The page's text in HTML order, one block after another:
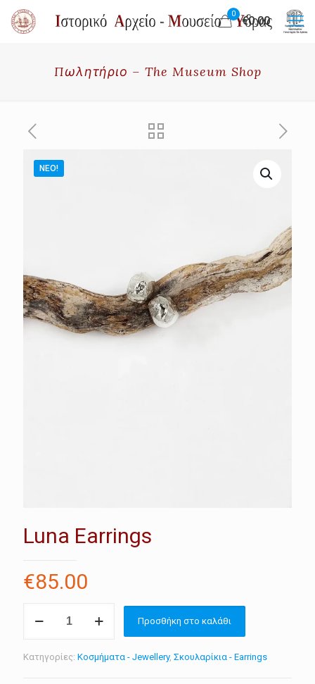
0
€0.00
Πωλητήριο – The Museum Shop
ΝΈΟ!
Luna Earrings
€85.00
Earrings
Προσθήκη στο καλάθι
Κατηγορίες: Κοσμήματα - Jewellery, Σκουλαρίκια - Earrings